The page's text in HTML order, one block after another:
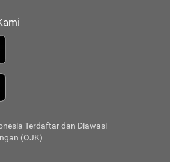
Terdaftar dan Diawasi
(OJK)